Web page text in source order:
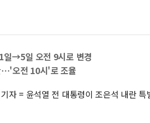
일→5일 오전 9시로 변경
…'오전 10시'로 조율
자 = 윤석열 전 대통령이 조은석 내란